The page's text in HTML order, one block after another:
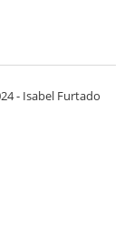
- Isabel Furtado